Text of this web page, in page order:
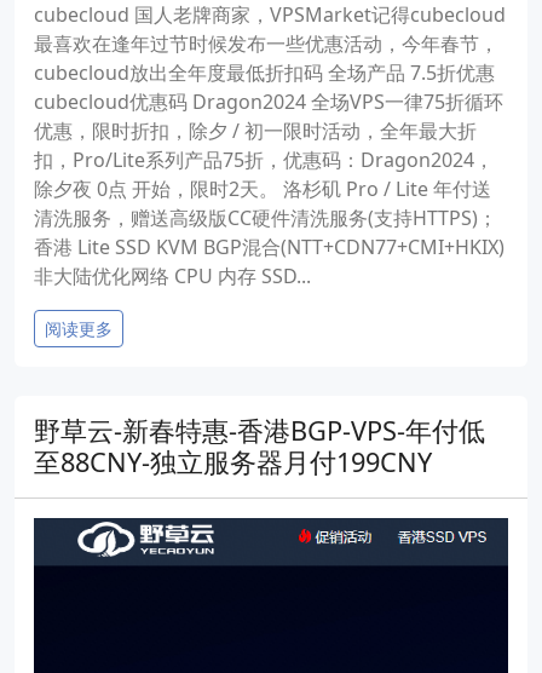
cubecloud 国人老牌商家，VPSMarket记得cubecloud
最喜欢在逢年过节时候发布一些优惠活动，今年春节，
cubecloud放出全年度最低折扣码 全场产品 7.5折优惠
cubecloud优惠码 Dragon2024 全场VPS一律75折循环
优惠，限时折扣，除夕 / 初一限时活动，全年最大折
扣，Pro/Lite系列产品75折，优惠码：Dragon2024，
除夕夜 0点 开始，限时2天。 洛杉矶 Pro / Lite 年付送
清洗服务，赠送高级版CC硬件清洗服务(支持HTTPS)；
香港 Lite SSD KVM BGP混合(NTT+CDN77+CMI+HKIX)
非大陆优化网络 CPU 内存 SSD...
阅读更多
野草云-新春特惠-香港BGP-VPS-年付低
至88CNY-独立服务器月付199CNY